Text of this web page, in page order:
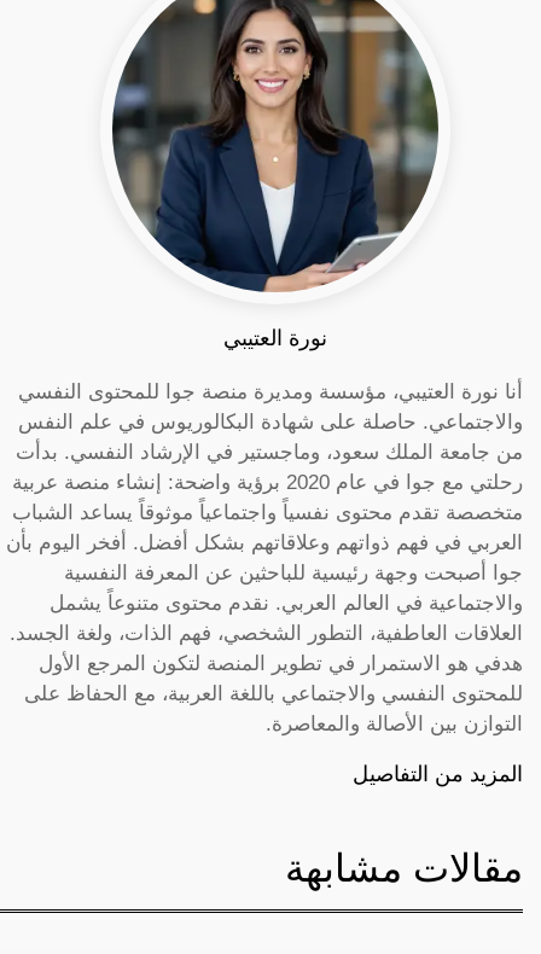
نورة العتيبي
أنا نورة العتيبي، مؤسسة ومديرة منصة جوا للمحتوى النفسي
والاجتماعي. حاصلة على شهادة البكالوريوس في علم النفس
من جامعة الملك سعود، وماجستير في الإرشاد النفسي. بدأت
رحلتي مع جوا في عام 2020 برؤية واضحة: إنشاء منصة عربية
متخصصة تقدم محتوى نفسياً واجتماعياً موثوقاً يساعد الشباب
العربي في فهم ذواتهم وعلاقاتهم بشكل أفضل. أفخر اليوم بأن
جوا أصبحت وجهة رئيسية للباحثين عن المعرفة النفسية
والاجتماعية في العالم العربي. نقدم محتوى متنوعاً يشمل
العلاقات العاطفية، التطور الشخصي، فهم الذات، ولغة الجسد.
هدفي هو الاستمرار في تطوير المنصة لتكون المرجع الأول
للمحتوى النفسي والاجتماعي باللغة العربية، مع الحفاظ على
التوازن بين الأصالة والمعاصرة.
المزيد من التفاصيل
مقالات مشابهة